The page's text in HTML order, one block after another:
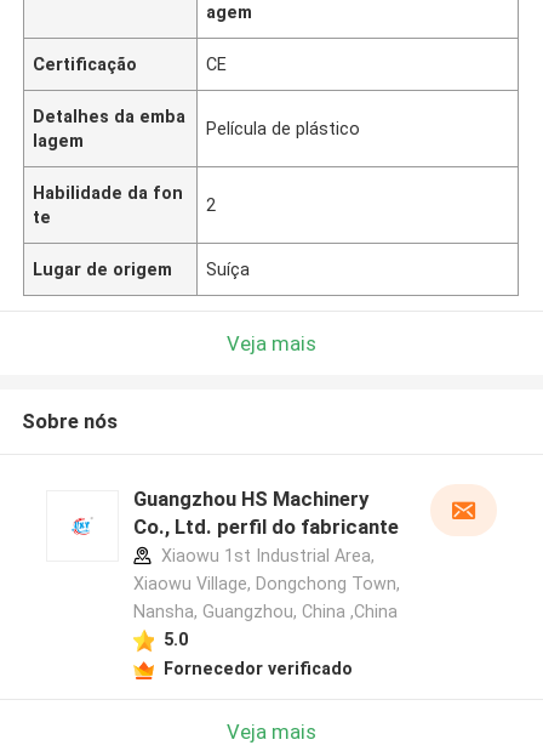
agem
Certificação CE
Detalhes da emba
lagem
Película de plástico
Habilidade da fon
te
2
Lugar de origem Suíça
Veja mais
Sobre nós
Guangzhou HS Machinery
Co., Ltd. perfil do fabricante
Xiaowu 1st Industrial Area,
Xiaowu Village, Dongchong Town,
Nansha, Guangzhou, China ,China
5.0
Fornecedor verificado
Veja mais